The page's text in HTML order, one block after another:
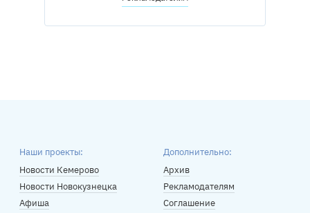
Наши проекты:
Новости Кемерово
Новости Новокузнецка
Афиша
Дополнительно:
Архив
Рекламодателям
Соглашение